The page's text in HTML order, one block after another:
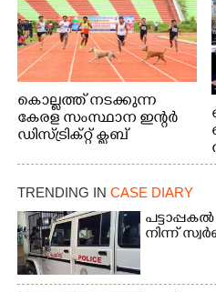
കൊല്ലത്ത് നടക്കുന്ന
കേരള സംസ്ഥാന ഇന്റർ
ഡിസ്ട്രിക്റ്റ് ക്ലബ്
ചാമ്പ്യൻഷിപ്പിൽ അണ്ടർ
20 ആൺകുട്ടികളുടെ 200
മത്സരത്തിനിടെ സിന്തറ്റിക്
ട്രാക്കിന് കുറുകെ ഓടുന്ന
നായകൾ.
TRENDING IN CASE DIARY
നിന്ന്